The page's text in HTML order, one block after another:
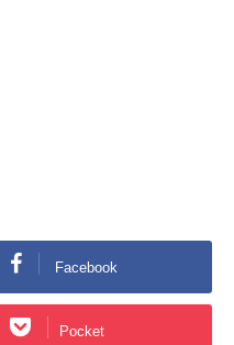
Facebook
Pocket